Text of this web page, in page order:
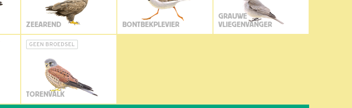
ZEEAREND BONTBEKPLEVIER
GRAUWE
VLIEGENVANGER
GEEN BROEDSEL
TORENVALK